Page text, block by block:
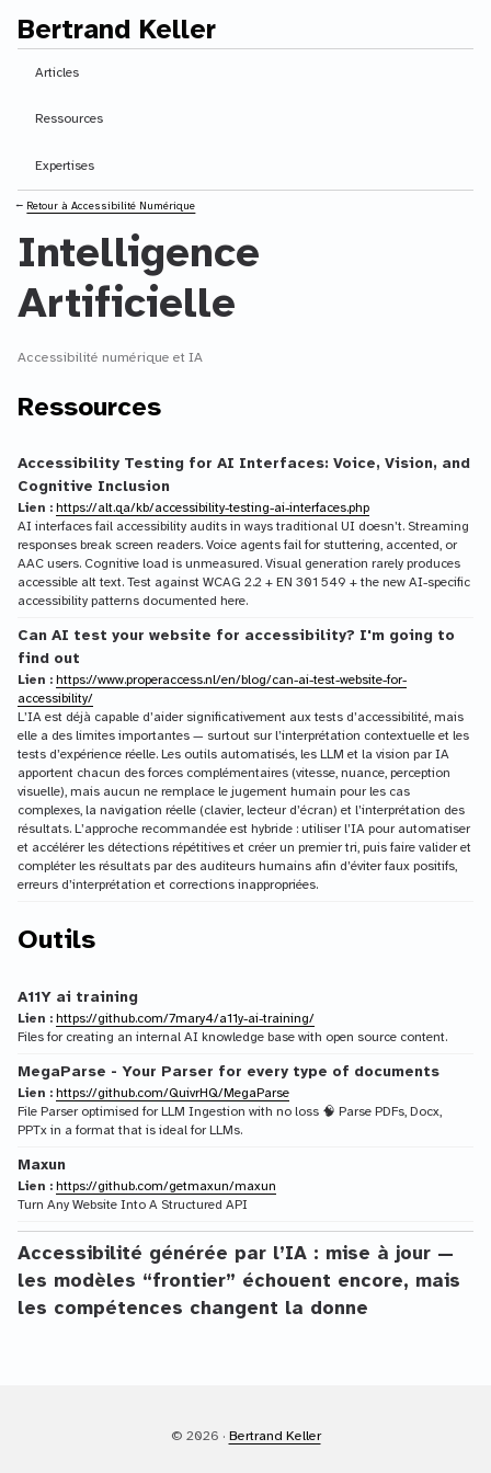
Contenu principal
Bertrand Keller
Articles
Ressources
Expertises
⭠ Retour à Accessibilité Numérique
Intelligence
Artificielle
Accessibilité numérique et IA
Ressources
Accessibility Testing for AI Interfaces: Voice, Vision, and
Cognitive Inclusion
Lien : https://alt.qa/kb/accessibility-testing-ai-interfaces.php
AI interfaces fail accessibility audits in ways traditional UI doesn’t. Streaming
responses break screen readers. Voice agents fail for stuttering, accented, or
AAC users. Cognitive load is unmeasured. Visual generation rarely produces
accessible alt text. Test against WCAG 2.2 + EN 301 549 + the new AI-specific
accessibility patterns documented here.
Can AI test your website for accessibility? I'm going to
find out
Lien : https://www.properaccess.nl/en/blog/can-ai-test-website-for-
accessibility/
L’IA est déjà capable d’aider significativement aux tests d’accessibilité, mais
elle a des limites importantes — surtout sur l’interprétation contextuelle et les
tests d’expérience réelle. Les outils automatisés, les LLM et la vision par IA
apportent chacun des forces complémentaires (vitesse, nuance, perception
visuelle), mais aucun ne remplace le jugement humain pour les cas
complexes, la navigation réelle (clavier, lecteur d’écran) et l’interprétation des
résultats. L’approche recommandée est hybride : utiliser l’IA pour automatiser
et accélérer les détections répétitives et créer un premier tri, puis faire valider et
compléter les résultats par des auditeurs humains afin d’éviter faux positifs,
erreurs d’interprétation et corrections inappropriées.
Outils
A11Y ai training
Lien : https://github.com/7mary4/a11y-ai-training/
Files for creating an internal AI knowledge base with open source content.
MegaParse - Your Parser for every type of documents
Lien : https://github.com/QuivrHQ/MegaParse
File Parser optimised for LLM Ingestion with no loss 🧠 Parse PDFs, Docx,
PPTx in a format that is ideal for LLMs.
Maxun
Lien : https://github.com/getmaxun/maxun
Turn Any Website Into A Structured API
Accessibilité générée par l’IA : mise à jour —
les modèles “frontier” échouent encore, mais
les compétences changent la donne
© 2026 · Bertrand Keller